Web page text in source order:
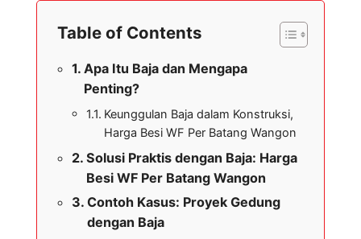
Table of Contents
Apa Itu Baja dan Mengapa
Penting?
Keunggulan Baja dalam Konstruksi,
Harga Besi WF Per Batang Wangon
Solusi Praktis dengan Baja: Harga
Besi WF Per Batang Wangon
Contoh Kasus: Proyek Gedung
dengan Baja